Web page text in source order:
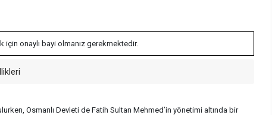
için onaylı bayi olmanız gerekmektedir.
Osmanlı Devleti de Fatih Sultan Mehmed’in yönetimi altında bir